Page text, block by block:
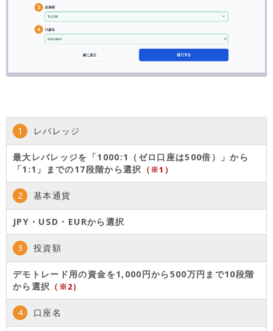
1 レバレッジ
最大レバレッジを「1000:1（ゼロ口座は500倍）」から
「1:1」までの17段階から選択 （※1）
2 基本通貨
JPY・USD・EURから選択
3 投資額
デモトレード用の資金を1,000円から500万円まで10段階
から選択 （※2）
4 口座名